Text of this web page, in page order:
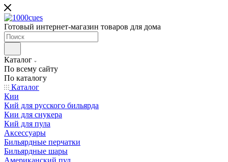
Готовый интернет-магазин товаров для дома
Каталог
По всему сайту
По каталогу
Каталог
Кии
Кий для русского бильярда
Кии для снукера
Кий для пула
Аксессуары
Бильярдные перчатки
Бильярдные шары
Американский пул